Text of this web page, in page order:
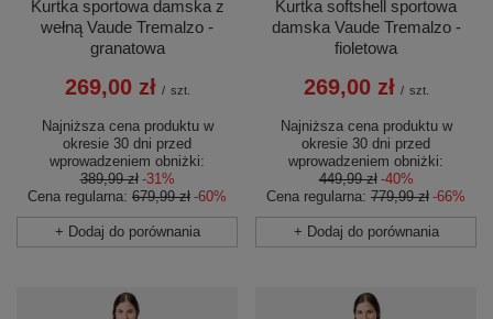
Kurtka sportowa damska z
wełną Vaude Tremalzo -
granatowa
269,00 zł / szt.
Najniższa cena produktu w
okresie 30 dni przed
wprowadzeniem obniżki:
389,99 zł -31%
Cena regularna: 679,99 zł -60%
+ Dodaj do porównania
Kurtka softshell sportowa
damska Vaude Tremalzo -
fioletowa
269,00 zł / szt.
Najniższa cena produktu w
okresie 30 dni przed
wprowadzeniem obniżki:
449,99 zł -40%
Cena regularna: 779,99 zł -66%
+ Dodaj do porównania